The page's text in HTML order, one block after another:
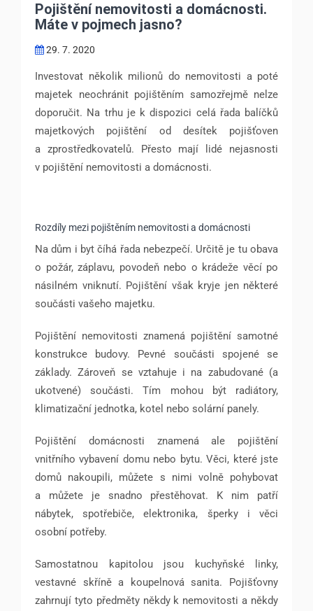
Pojištění nemovitosti a domácnosti.
Máte v pojmech jasno?
29. 7. 2020
Investovat několik milionů do nemovitosti a poté
majetek neochránit pojištěním samozřejmě nelze
doporučit. Na trhu je k dispozici celá řada balíčků
majetkových pojištění od desítek pojišťoven
a zprostředkovatelů. Přesto mají lidé nejasnosti
v pojištění nemovitosti a domácnosti.
Rozdíly mezi pojištěním nemovitosti a domácnosti
Na dům i byt číhá řada nebezpečí. Určitě je tu obava
o požár, záplavu, povodeň nebo o krádeže věcí po
násilném vniknutí. Pojištění však kryje jen některé
součásti vašeho majetku.
Pojištění nemovitosti znamená pojištění samotné
konstrukce budovy. Pevné součásti spojené se
základy. Zároveň se vztahuje i na zabudované (a
ukotvené) součásti. Tím mohou být radiátory,
klimatizační jednotka, kotel nebo solární panely.
Pojištění domácnosti znamená ale pojištění
vnitřního vybavení domu nebo bytu. Věci, které jste
domů nakoupili, můžete s nimi volně pohybovat
a můžete je snadno přestěhovat. K nim patří
nábytek, spotřebiče, elektronika, šperky i věci
osobní potřeby.
Samostatnou kapitolou jsou kuchyňské linky,
vestavné skříně a koupelnová sanita. Pojišťovny
zahrnují tyto předměty někdy k nemovitosti a někdy